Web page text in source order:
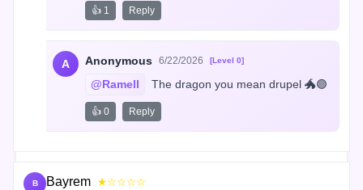
👍 1 Reply
A Anonymous 6/22/2026 [Level 0]
@Ramell The dragon you mean drupel 🐲🟣
👍 0 Reply
B Bayrem ★☆☆☆☆